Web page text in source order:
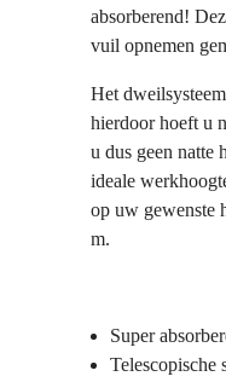
absorberend!
vuil opnemen
Het
hierdoor hoeft u
u dus geen natte
ideale
op uw gewenste
m.
Super
Telescopische